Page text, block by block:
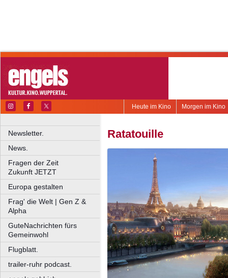
Morgen im Kino
Heute im Kino
Newsletter.
News.
Fragen der Zeit
Zukunft JETZT
Europa gestalten
Frag' die Welt | Gen Z &
Alpha
GuteNachrichten fürs
Gemeinwohl
Flugblatt.
trailer-ruhr podcast.
Ratatouille